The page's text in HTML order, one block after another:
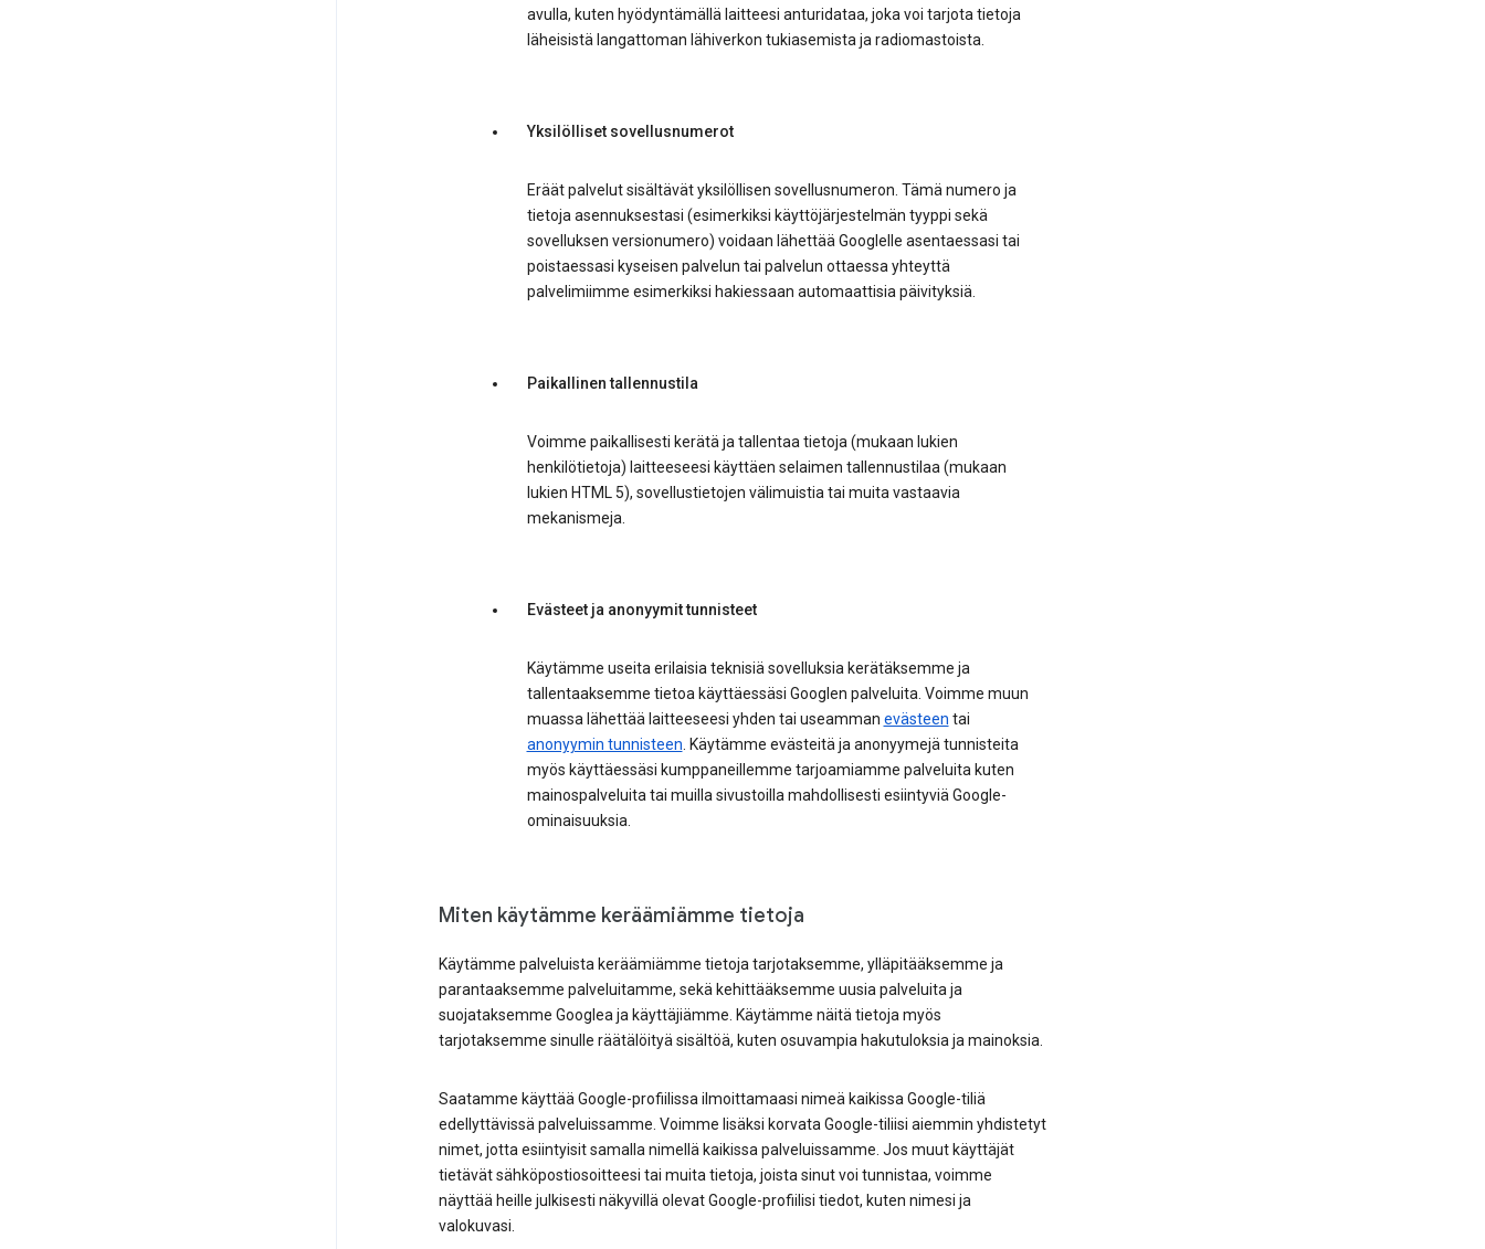
avulla, kuten hyödyntämällä laitteesi anturidataa, joka voi tarjota tietoja
läheisistä langattoman lähiverkon tukiasemista ja radiomastoista.
Yksilölliset sovellusnumerot
Eräät palvelut sisältävät yksilöllisen sovellusnumeron. Tämä numero ja
tietoja asennuksestasi (esimerkiksi käyttöjärjestelmän tyyppi sekä
sovelluksen versionumero) voidaan lähettää Googlelle asentaessasi tai
poistaessasi kyseisen palvelun tai palvelun ottaessa yhteyttä
palvelimiimme esimerkiksi hakiessaan automaattisia päivityksiä.
Paikallinen tallennustila
Voimme paikallisesti kerätä ja tallentaa tietoja (mukaan lukien
henkilötietoja) laitteeseesi käyttäen selaimen tallennustilaa (mukaan
lukien HTML 5), sovellustietojen välimuistia tai muita vastaavia
mekanismeja.
Evästeet ja anonyymit tunnisteet
Käytämme useita erilaisia teknisiä sovelluksia kerätäksemme ja
tallentaaksemme tietoa käyttäessäsi Googlen palveluita. Voimme muun
muassa lähettää laitteeseesi yhden tai useamman evästeen tai
anonyymin tunnisteen. Käytämme evästeitä ja anonyymejä tunnisteita
myös käyttäessäsi kumppaneillemme tarjoamiamme palveluita kuten
mainospalveluita tai muilla sivustoilla mahdollisesti esiintyviä Google-
ominaisuuksia.
Miten käytämme keräämiämme tietoja
Käytämme palveluista keräämiämme tietoja tarjotaksemme, ylläpitääksemme ja
parantaaksemme palveluitamme, sekä kehittääksemme uusia palveluita ja
suojataksemme Googlea ja käyttäjiämme. Käytämme näitä tietoja myös
tarjotaksemme sinulle räätälöityä sisältöä, kuten osuvampia hakutuloksia ja mainoksia.
Saatamme käyttää Google-profiilissa ilmoittamaasi nimeä kaikissa Google-tiliä
edellyttävissä palveluissamme. Voimme lisäksi korvata Google-tiliisi aiemmin yhdistetyt
nimet, jotta esiintyisit samalla nimellä kaikissa palveluissamme. Jos muut käyttäjät
tietävät sähköpostiosoitteesi tai muita tietoja, joista sinut voi tunnistaa, voimme
näyttää heille julkisesti näkyvillä olevat Google-profiilisi tiedot, kuten nimesi ja
valokuvasi.